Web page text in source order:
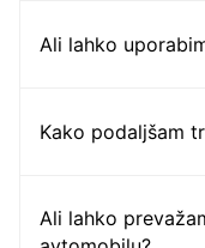
Ali lahko
Kako podaljšam
Ali lahko